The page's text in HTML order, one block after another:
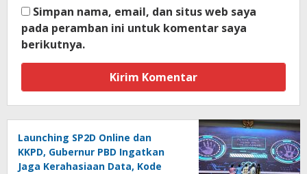
Simpan nama, email, dan situs web saya
pada peramban ini untuk komentar saya
berikutnya.
Launching SP2D Online dan
KKPD, Gubernur PBD Ingatkan
Jaga Kerahasiaan Data, Kode